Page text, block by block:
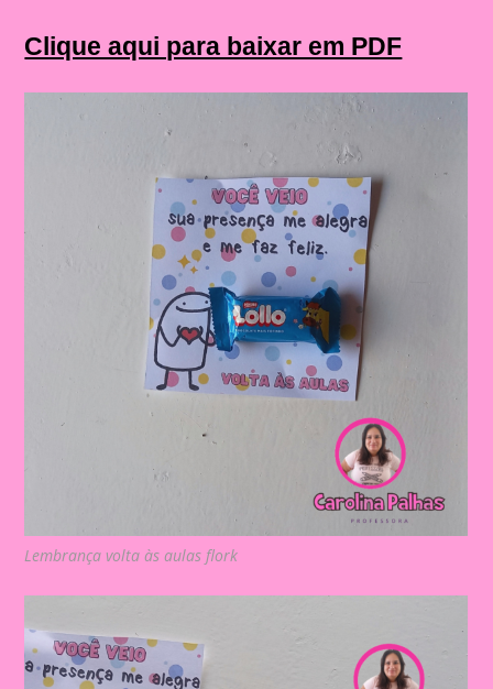
Clique aqui para baixar em PDF
Lembrança volta às aulas flork